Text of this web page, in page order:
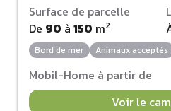
Surface de parcelle
De 90 à 150 m2
Bord de mer Animaux acceptés
Mobil-Home à partir de
Voir le